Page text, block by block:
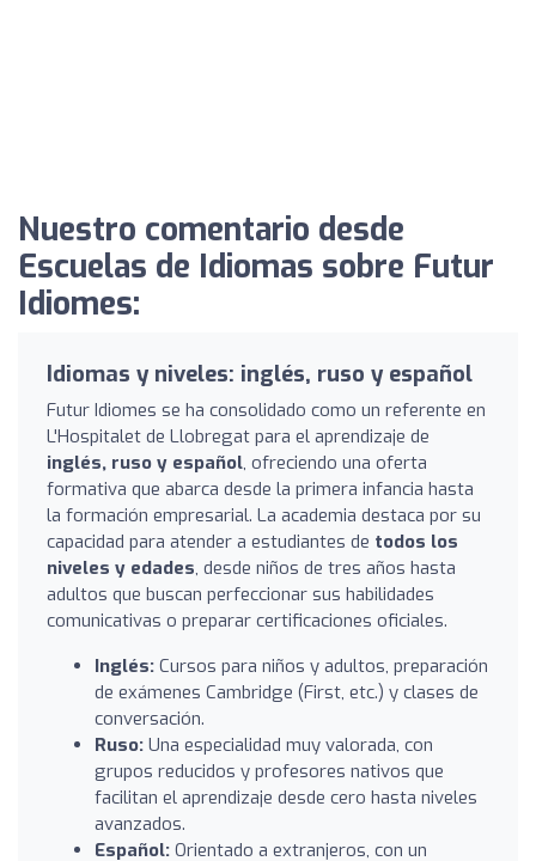
Nuestro comentario desde
Escuelas de Idiomas sobre Futur
Idiomes:
Idiomas y niveles: inglés, ruso y español
Futur Idiomes se ha consolidado como un referente en
L'Hospitalet de Llobregat para el aprendizaje de
inglés, ruso y español, ofreciendo una oferta
formativa que abarca desde la primera infancia hasta
la formación empresarial. La academia destaca por su
capacidad para atender a estudiantes de todos los
niveles y edades, desde niños de tres años hasta
adultos que buscan perfeccionar sus habilidades
comunicativas o preparar certificaciones oficiales.
Inglés: Cursos para niños y adultos, preparación
de exámenes Cambridge (First, etc.) y clases de
conversación.
Ruso: Una especialidad muy valorada, con
grupos reducidos y profesores nativos que
facilitan el aprendizaje desde cero hasta niveles
avanzados.
Español: Orientado a extranjeros, con un